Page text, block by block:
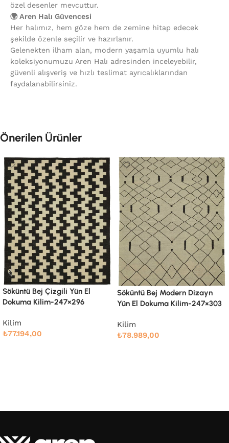
özel desenler mevcuttur.
🌍 Aren Halı Güvencesi
Her halımız, hem göze hem de zemine hitap edecek
şekilde özenle seçilir ve hazırlanır.
Gelenekten ilham alan, modern yaşamla uyumlu halı
koleksiyonumuzu Aren Halı adresinden inceleyebilir,
güvenli alışveriş ve hızlı teslimat ayrıcalıklarından
faydalanabilirsiniz.
Önerilen Ürünler
Söküntü Bej Modern Dizayn
Yün El Dokuma Kilim-247×303
Kilim
₺78.989,00
Söküntü Bej Modern Dizayn
Yün El Dokuma Kilim-260×334
Kilim
₺91.661,00